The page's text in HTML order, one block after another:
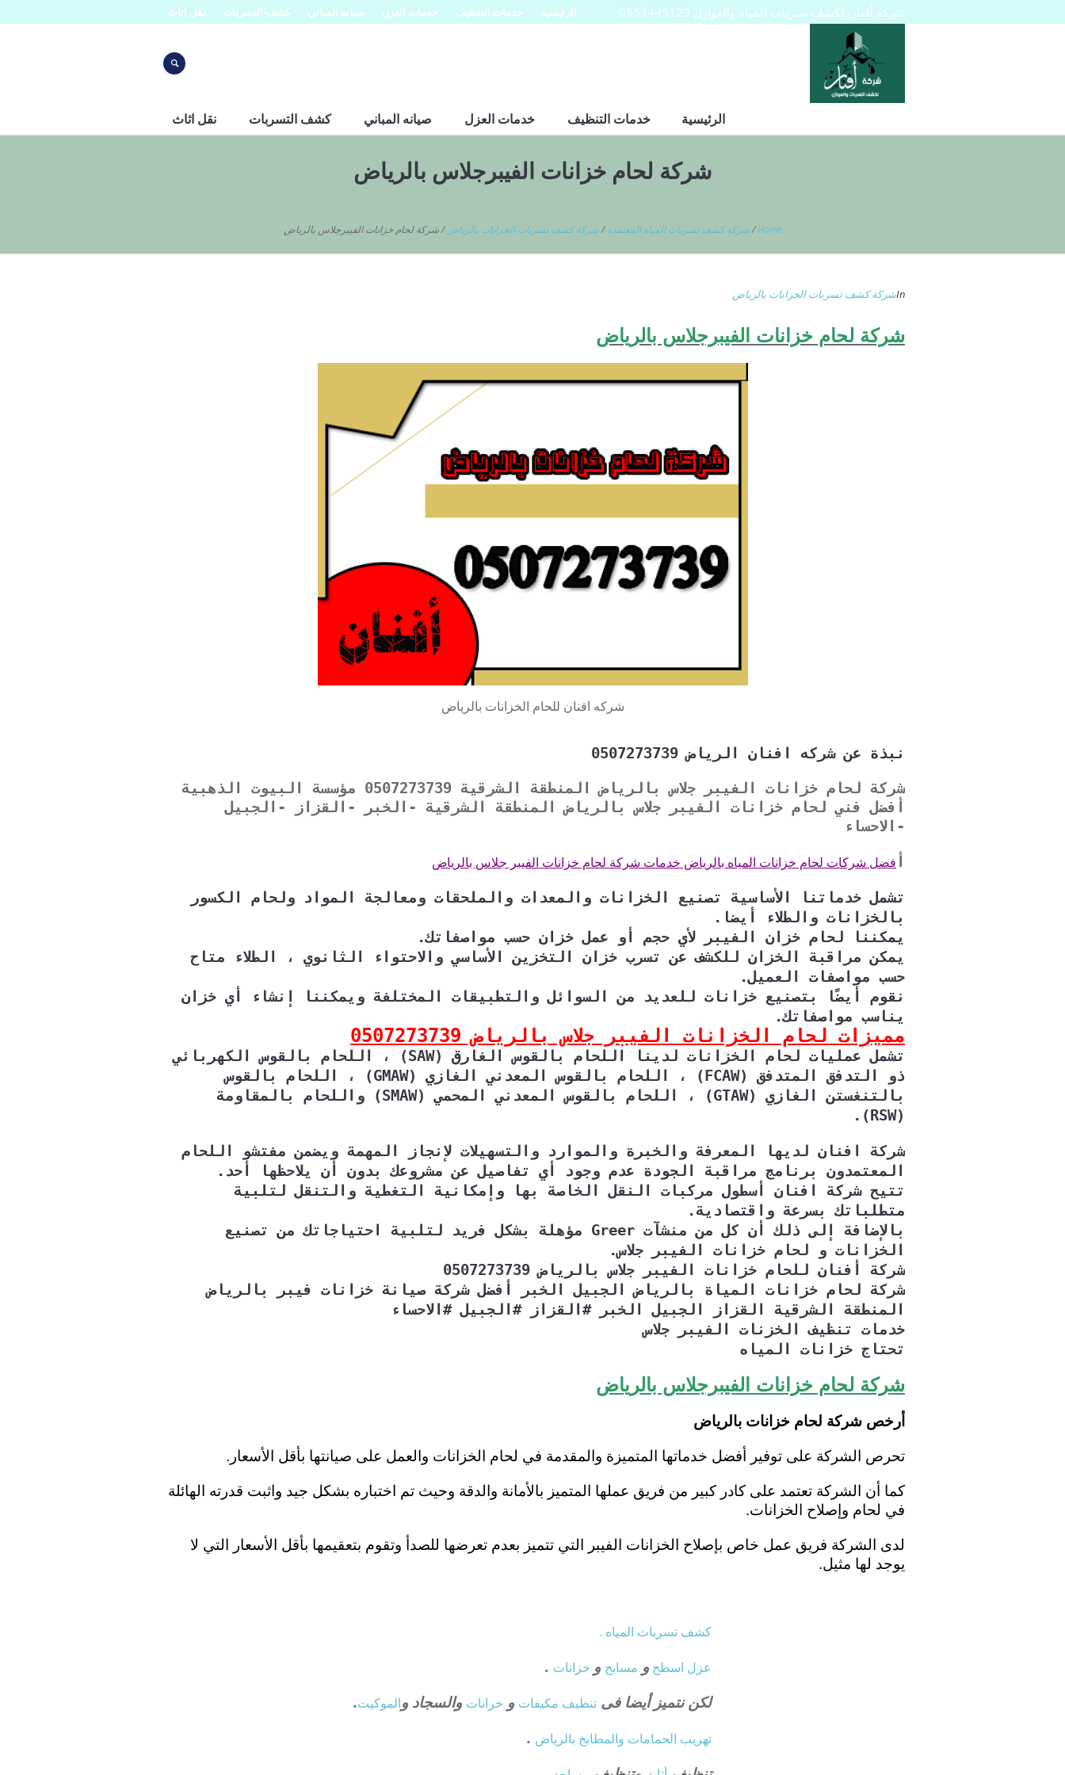
الرئيسية خدمات التنظيف خدمات العزل صيانه المباني كشف التسربات نقل اثاث شركة أفنان لكشف تسربات المياه والعوازل 0553445129
الرئيسية خدمات التنظيف خدمات العزل صيانه المباني كشف التسربات نقل اثاث
شركة لحام خزانات الفيبرجلاس بالرياض
Home
/شركه كشف تسربات المياه المعتمده /شركة كشف تسربات الخزانات بالرياض /شركة لحام خزانات الفيبرجلاس بالرياض
Inشركة كشف تسربات الخزانات بالرياض
شركة لحام خزانات الفيبرجلاس بالرياض
شركه افنان للحام الخزانات بالرياض
نبذة عن شركه افنان الرياض 0507273739
شركة لحام خزانات الفيبر جلاس بالرياض المنطقة الشرقية 0507273739 مؤسسة البيوت الذهبية
أفضل فني لحام خزانات الفيبر جلاس بالرياض المنطقة الشرقية -الخبر -القزاز -الجبيل
-الاحساء
أ فضل شركات لحام خزانات المياه بالرياض خدمات شركة لحام خزانات الفيبر جلاس بالرياض
تشمل خدماتنا الأساسية تصنيع الخزانات والمعدات والملحقات ومعالجة المواد ولحام الكسور
بالخزانات والطلاء أيضا.
يمكننا لحام خزان الفيبر لأي حجم أو عمل خزان حسب مواصفاتك.
يمكن مراقبة الخزان للكشف عن تسرب خزان التخزين الأساسي والاحتواء الثانوي ،
الطلاء متاح
حسب مواصفات العميل.
نقوم أيضًا بتصنيع خزانات للعديد من السوائل والتطبيقات المختلفة ويمكننا إنشاء أي خزان
يناسب مواصفاتك.
مميزات لحام الخزانات الفيبر جلاس بالرياض 0507273739
تشمل عمليات لحام الخزانات لدينا اللحام بالقوس الغارق (SAW) ، اللحام بالقوس الكهربائي
ذو التدفق المتدفق (FCAW) ، اللحام بالقوس المعدني الغازي (GMAW) ، اللحام بالقوس
بالتنغستن الغازي (GTAW) ، اللحام بالقوس المعدني المحمي (SMAW) واللحام بالمقاومة
(RSW).
شركة افنان لديها المعرفة والخبرة والموارد والتسهيلات لإنجاز المهمة ويضمن مفتشو اللحام
المعتمدون برنامج مراقبة الجودة عدم وجود أي تفاصيل عن مشروعك بدون أن يلاحظها أحد.
تتيح شركة افنان أسطول مركبات النقل الخاصة بها وإمكانية التغطية والتنقل لتلبية
متطلباتك بسرعة واقتصادية.
بالإضافة إلى ذلك أن كل من منشآت Greer مؤهلة بشكل فريد لتلبية احتياجاتك من تصنيع
الخزانات و لحام خزانات الفيبر جلاس.
شركة أفنان للحام خزانات الفيبر جلاس بالرياض 0507273739
شركة لحام خزانات المياة بالرياض الجبيل الخبر أفضل شركة صيانة خزانات فيبر بالرياض
المنطقة الشرقية القزاز الجبيل الخبر #القزاز #الجبيل #الاحساء
خدمات تنظيف الخزنات الفيبر جلاس
تحتاج خزانات المياه
شركة لحام خزانات الفيبرجلاس بالرياض
أرخص شركة لحام خزانات بالرياض
تحرص الشركة على توفير أفضل خدماتها المتميزة والمقدمة في لحام الخزانات والعمل على صيانتها بأقل الأسعار.
كما أن الشركة تعتمد على كادر كبير من فريق عملها المتميز بالأمانة والدقة وحيث تم اختباره بشكل جيد واثبت قدرته الهائلة
في لحام وإصلاح الخزانات.
لدى الشركة فريق عمل خاص بإصلاح الخزانات الفيبر التي تتميز بعدم تعرضها للصدأ وتقوم بتعقيمها بأقل الأسعار التي لا
يوجد لها مثيل.
كشف تسربات المياه .
عزل اسطحو مسابح و خزانات .
لكن نتميز أيضا فىتنظيف مكيفات و خزانات والسجاد والموكيت.
تهريب الحمامات والمطابخ بالرياض .